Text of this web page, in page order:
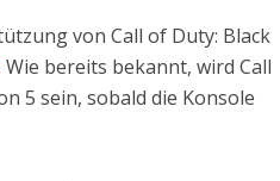
von Call of Duty: Black
Wie bereits bekannt, wird Call
5 sein, sobald die Konsole